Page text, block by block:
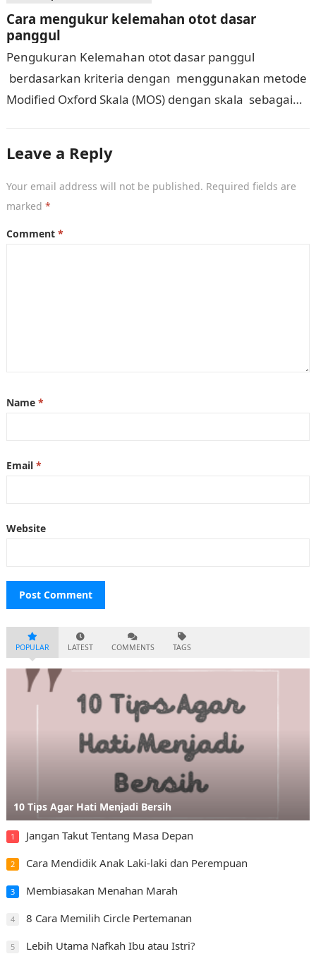
Cara mengukur kelemahan otot dasar
panggul
Pengukuran Kelemahan otot dasar panggul
berdasarkan kriteria dengan menggunakan metode
Modified Oxford Skala (MOS) dengan skala sebagai
Leave a Reply
Your email address will not be published. Required fields are
marked *
Comment *
Name *
Email *
Website
POPULAR LATEST COMMENTS TAGS
10 Tips Agar Hati Menjadi Bersih
1 Jangan Takut Tentang Masa Depan
2 Cara Mendidik Anak Laki-laki dan Perempuan
3 Membiasakan Menahan Marah
4 8 Cara Memilih Circle Pertemanan
5 Lebih Utama Nafkah Ibu atau Istri?